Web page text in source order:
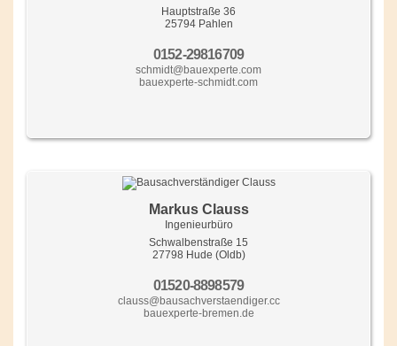
Hauptstraße 36
25794 Pahlen
0152-29816709
schmidt@bauexperte.com
bauexperte-schmidt.com
Markus Clauss
Ingenieurbüro
Schwalbenstraße 15
27798 Hude (Oldb)
01520-8898579
clauss@bausachverstaendiger.cc
bauexperte-bremen.de